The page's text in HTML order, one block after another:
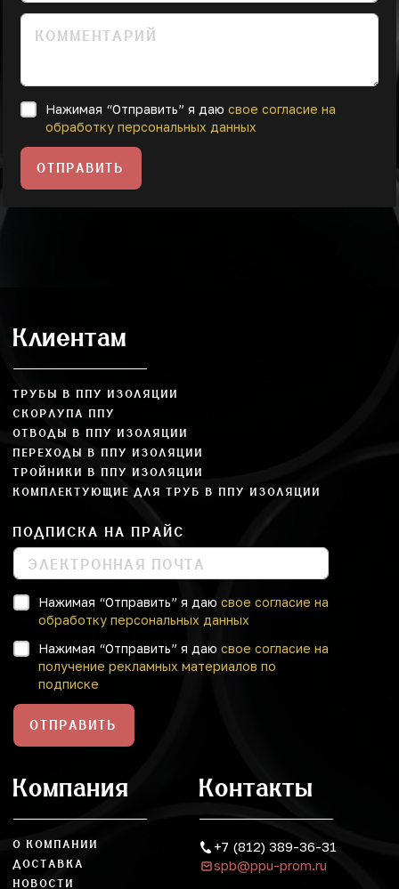
Нажимая “Отправить” я даю свое согласие на
обработку персональных данных
ОТПРАВИТЬ
Клиентам
ТРУБЫ В ППУ ИЗОЛЯЦИИ
СКОРЛУПА ППУ
ОТВОДЫ В ППУ ИЗОЛЯЦИИ
ПЕРЕХОДЫ В ППУ ИЗОЛЯЦИИ
ТРОЙНИКИ В ППУ ИЗОЛЯЦИИ
КОМПЛЕКТУЮЩИЕ ДЛЯ ТРУБ В ППУ ИЗОЛЯЦИИ
ПОДПИСКА НА ПРАЙС
Нажимая “Отправить” я даю свое согласие на
обработку персональных данных
Нажимая “Отправить” я даю свое согласие на
получение рекламных материалов по
подписке
ОТПРАВИТЬ
Компания
О КОМПАНИИ
ДОСТАВКА
НОВОСТИ
Контакты
+7 (812) 389-36-31
spb@ppu-prom.ru